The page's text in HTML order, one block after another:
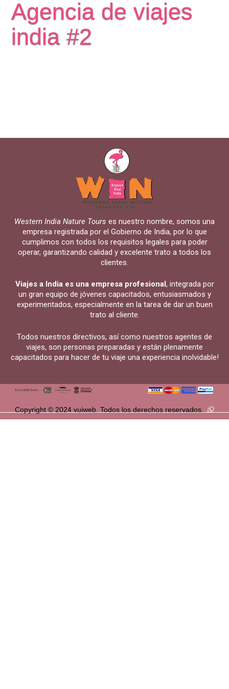
Agencia de viajes
india #2
Western India Nature Tours es nuestro nombre, somos una
empresa registrada por el Gobierno de India, por lo que
cumplimos con todos los requisitos legales para poder
operar, garantizando calidad y excelente trato a todos los
clientes.
Viajes a India es una empresa profesional , integrada por
un gran equipo de jóvenes capacitados, entusiasmados y
experimentados, especialmente en la tarea de dar un buen
trato al cliente.
Todos nuestros directivos, así como nuestros agentes de
viajes, son personas preparadas y están plenamente
capacitados para hacer de tu viaje una experiencia inolvidable!
Copyright © 2024 vuiweb. Todos los derechos reservados.